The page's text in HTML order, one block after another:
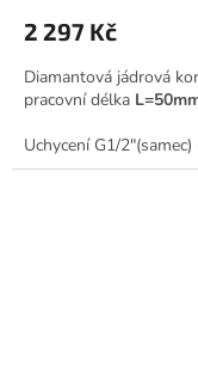
2 297 Kč
Diamantová jádrová
pracovní délka
Uchycení G1/
boční drážkou pro